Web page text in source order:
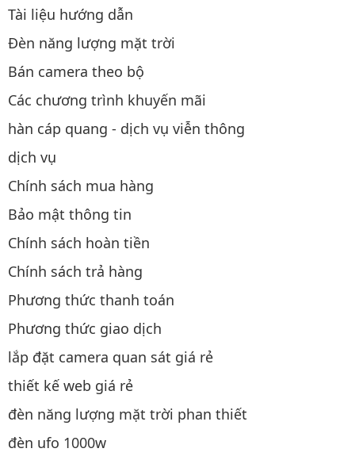
Tài liệu hướng dẫn
Đèn năng lượng mặt trời
Bán camera theo bộ
Các chương trình khuyến mãi
hàn cáp quang - dịch vụ viễn thông
dịch vụ
Chính sách mua hàng
Bảo mật thông tin
Chính sách hoàn tiền
Chính sách trả hàng
Phương thức thanh toán
Phương thức giao dịch
lắp đặt camera quan sát giá rẻ
thiết kế web giá rẻ
đèn năng lượng mặt trời phan thiết
đèn ufo 1000w